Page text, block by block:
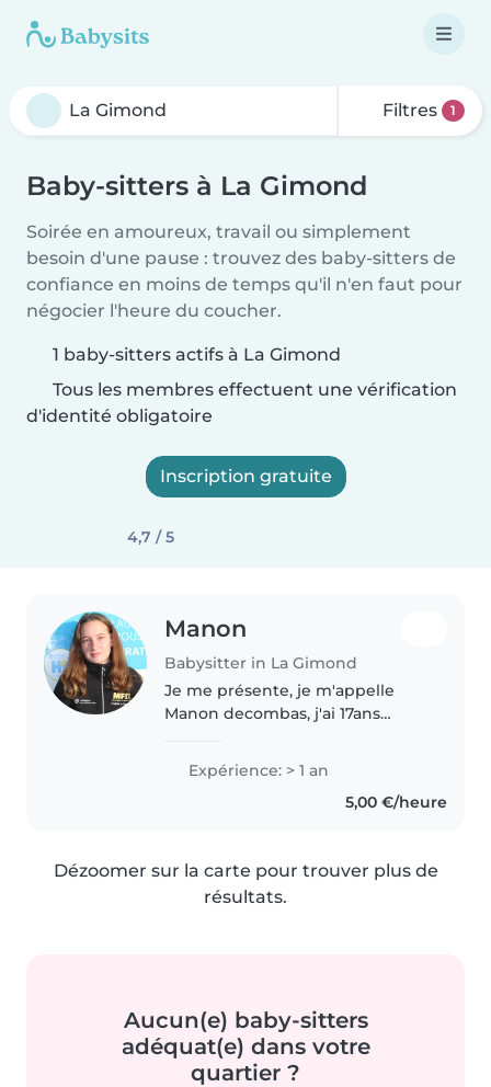
Filtres 1
Baby-sitters à La Gimond
Soirée en amoureux, travail ou simplement
besoin d'une pause : trouvez des baby-sitters de
confiance en moins de temps qu'il n'en faut pour
négocier l'heure du coucher.
1 baby-sitters actifs à La Gimond
Tous les membres effectuent une vérification
d'identité obligatoire
Inscription gratuite
4,7 / 5
Manon
Babysitter in La Gimond
Je me présente, je m'appelle
Manon decombas, j'ai 17ans
que ce soit des nouveau née,
bambi, et enfant de la
maternelle. J'ai fait une
Expérience: > 1 an
5,00 €/heure
Dézoomer sur la carte pour trouver plus de
résultats.
Aucun(e) baby-sitters
adéquat(e) dans votre
quartier ?